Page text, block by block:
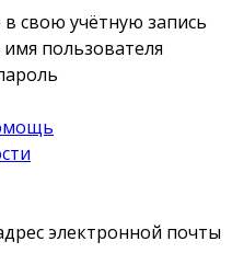
свою учётную запись
пользователя
электронной почты